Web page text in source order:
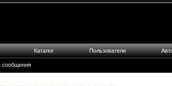
сообщения
Каталог Пользователи